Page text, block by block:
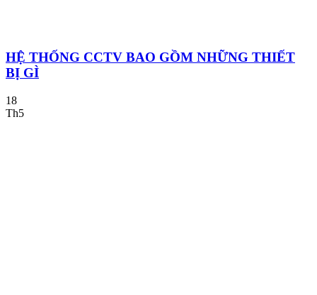
HỆ THỐNG CCTV BAO GỒM NHỮNG THIẾT
BỊ GÌ
18
Th5